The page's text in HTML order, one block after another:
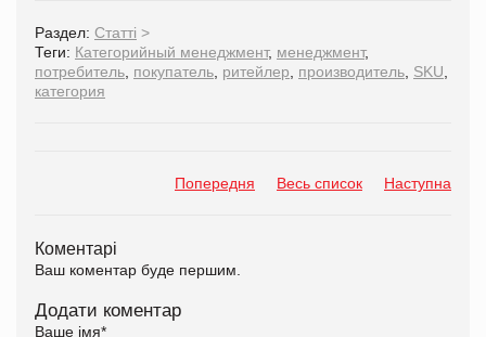
Раздел: Статті >
Теги: Категорийный менеджмент, менеджмент,
потребитель покупатель ритейлер производитель SKU
категория
Попередня Весь список Наступна
Коментарі
Ваш коментар буде першим.
Додати коментар
Ваше імя*